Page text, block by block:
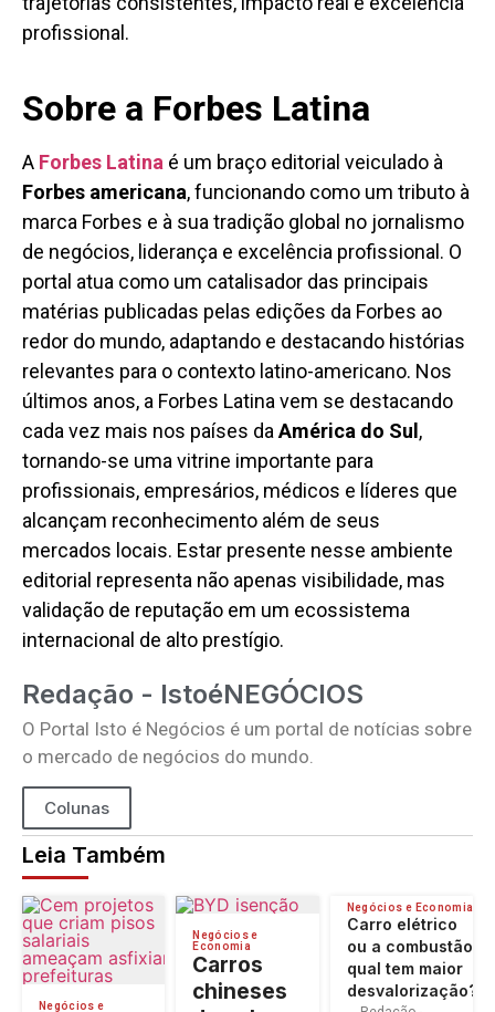
profissional.
Sobre a Forbes Latina
A Forbes Latina é um braço editorial veiculado à
Forbes americana, funcionando como um tributo à
marca Forbes e à sua tradição global no jornalismo
de negócios, liderança e excelência profissional. O
portal atua como um catalisador das principais
matérias publicadas pelas edições da Forbes ao
redor do mundo, adaptando e destacando histórias
relevantes para o contexto latino-americano. Nos
últimos anos, a Forbes Latina vem se destacando
cada vez mais nos países da América do Sul ,
tornando-se uma vitrine importante para
profissionais, empresários, médicos e líderes que
alcançam reconhecimento além de seus
mercados locais. Estar presente nesse ambiente
editorial representa não apenas visibilidade, mas
validação de reputação em um ecossistema
internacional de alto prestígio.
Redação - IstoéNEGÓCIOS
O Portal Isto é Negócios é um portal de notícias sobre
o mercado de negócios do mundo.
Colunas
Leia Também
Negócios e
Negócios e
Economia
Carros
chineses
Negócios e Economia
Carro elétrico
ou a combustão:
qual tem maior
desvalorização?